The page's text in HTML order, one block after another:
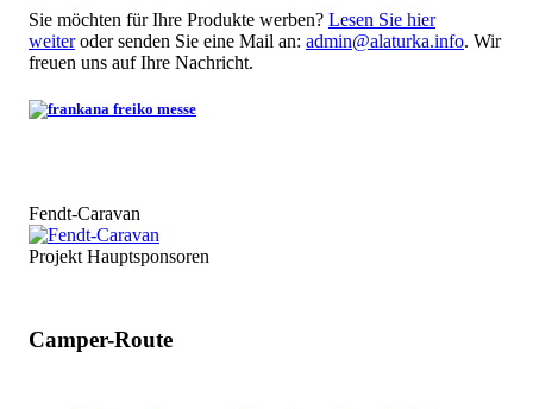
Sie möchten für Ihre Produkte werben? Lesen Sie hier
weiteroder senden Sie eine Mail an: admin@alaturka.info. Wir
freuen uns auf Ihre Nachricht.
Fendt-Caravan
Projekt Hauptsponsoren
Camper-Route